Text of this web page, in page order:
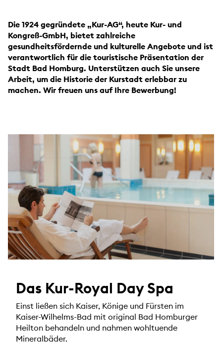
Die 1924 gegründete „Kur-AG“, heute Kur- und
Kongreß-GmbH, bietet zahlreiche
gesundheitsfördernde und kulturelle Angebote und ist
verantwortlich für die touristische Präsentation der
Stadt Bad Homburg. Unterstützen auch Sie unsere
Arbeit, um die Historie der Kurstadt erlebbar zu
machen. Wir freuen uns auf Ihre Bewerbung!
Das Kur-Royal Day Spa
Einst ließen sich Kaiser, Könige und Fürsten im
Kaiser-Wilhelms-Bad mit original Bad Homburger
Heilton behandeln und nahmen wohltuende
Mineralbäder.